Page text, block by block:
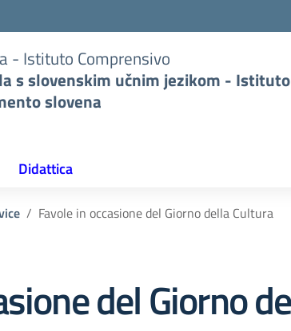
- Istituto Comprensivo
s slovenskim učnim jezikom -
slovena
Didattica
Favole in occasione del Giorno della Cultura
del Giorno